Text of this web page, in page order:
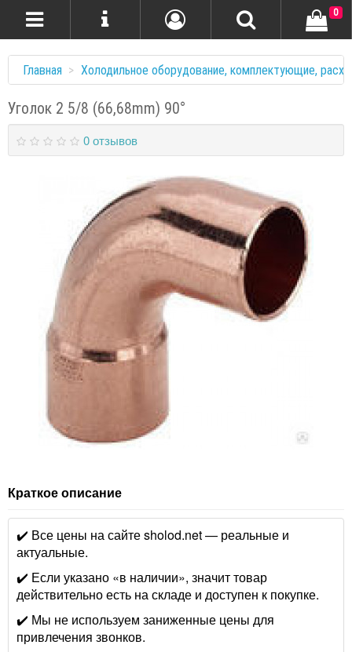
0
Главная Холодильное оборудование, комплектующие,
Уголок 2 5/8 (66,68mm) 90°
0 отзывов
Краткое описание
✔️ Все цены на сайте sholod.net — реальные и
актуальные.
✔️ Если указано «в наличии», значит товар
действительно есть на складе и доступен к покупке.
✔️ Мы не используем заниженные цены для
привлечения звонков.